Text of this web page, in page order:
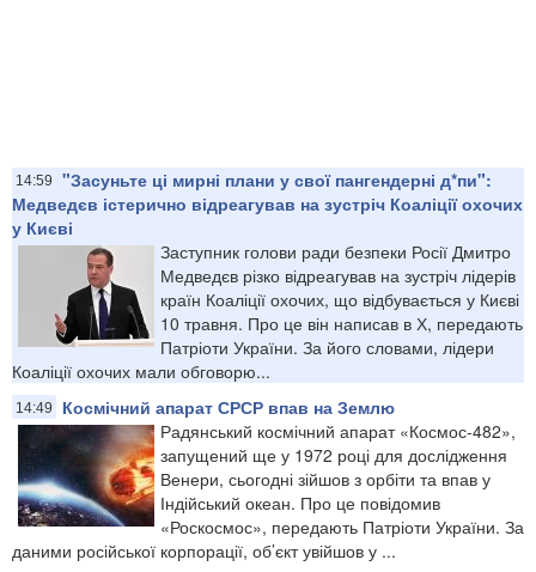
14:59
"Засуньте ці мирні плани у свої пангендерні д*пи":
Медведєв істерично відреагував на зустріч Коаліції охочих
у Києві
Заступник голови ради безпеки Росії Дмитро
Медведєв різко відреагував на зустріч лідерів
країн Коаліції охочих, що відбувається у Києві
10 травня. Про це він написав в Х, передають
Патріоти України. За його словами, лідери
Коаліції охочих мали обговорю...
14:49
Космічний апарат СРСР впав на Землю
Радянський космічний апарат «Космос-482»,
запущений ще у 1972 році для дослідження
Венери, сьогодні зійшов з орбіти та впав у
Індійський океан. Про це повідомив
«Роскосмос», передають Патріоти України. За
даними російської корпорації, об’єкт увійшов у ...